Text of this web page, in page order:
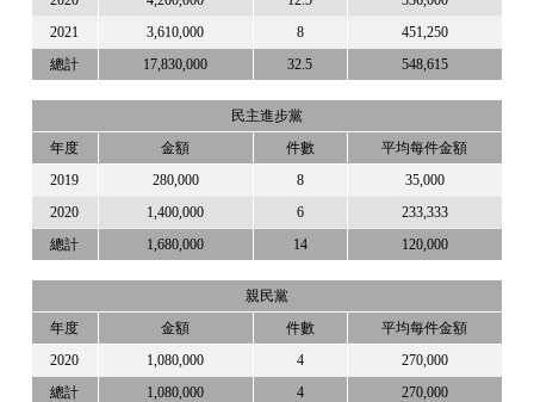
2021 3,610,000 8 451,250
總計 17,830,000 32.5 548,615
民主進步黨
年度 金額 件數 平均每件金額
2019 280,000 8 35,000
2020 1,400,000 6 233,333
總計 1,680,000 14 120,000
親民黨
年度 金額 件數 平均每件金額
2020 1,080,000 4 270,000
總計 1,080,000 4 270,000